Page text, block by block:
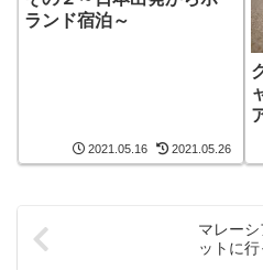
ランド宿泊～
2021.05.16 2021.05.26
マレー
ットに